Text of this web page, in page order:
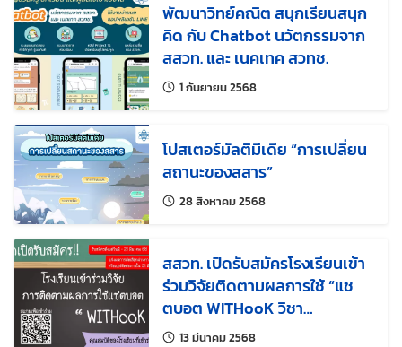
พัฒนาวิทย์คณิต สนุกเรียนสนุก
คิด กับ Chatbot นวัตกรรมจาก
สสวท. และ เนคเทค สวทช.
1 กันยายน 2568แก้ไขล่าสุดเมื่อ:
โปสเตอร์มัลติมีเดีย “การเปลี่ยน
สถานะของสสาร”
28 สิงหาคม 2568แก้ไขล่าสุดเมื่อ:
สสวท. เปิดรับสมัครโรงเรียนเข้า
ร่วมวิจัยติดตามผลการใช้ “แช
ตบอต WITHooK วิชา
วิทยาศาสตร์” ชั้นประถมศึกษาปี
13 มีนาคม 2568แก้ไขล่าสุดเมื่อ: